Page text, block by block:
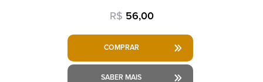
R$ 56,00
COMPRAR
SABER MAIS